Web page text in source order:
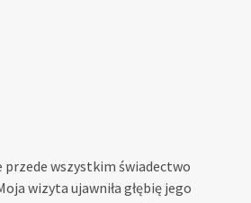
wszystkim świadectwo
wizyta ujawniła głębię jego